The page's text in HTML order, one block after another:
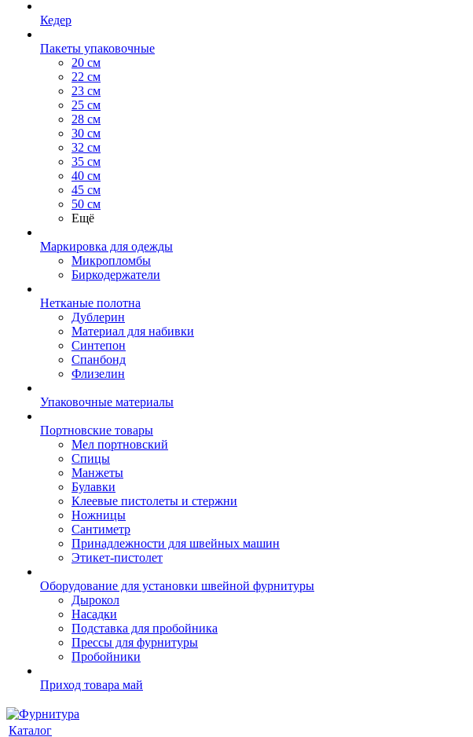
Кедер
Пакеты упаковочные
20 см
22 см
23 см
25 см
28 см
30 см
32 см
35 см
40 см
45 см
50 см
Ещё
Маркировка для одежды
Микропломбы
Биркодержатели
Нетканые полотна
Дублерин
Материал для набивки
Синтепон
Спанбонд
Флизелин
Упаковочные материалы
Портновские товары
Мел портновский
Спицы
Манжеты
Булавки
Клеевые пистолеты и стержни
Ножницы
Сантиметр
Принадлежности для швейных машин
Этикет-пистолет
Оборудование для установки швейной фурнитуры
Дырокол
Насадки
Подставка для пробойника
Прессы для фурнитуры
Пробойники
Приход товара май
Каталог